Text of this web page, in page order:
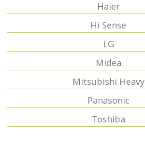
Haier
Hi Sense
LG
Midea
Mitsubishi Heavy
Panasonic
Toshiba